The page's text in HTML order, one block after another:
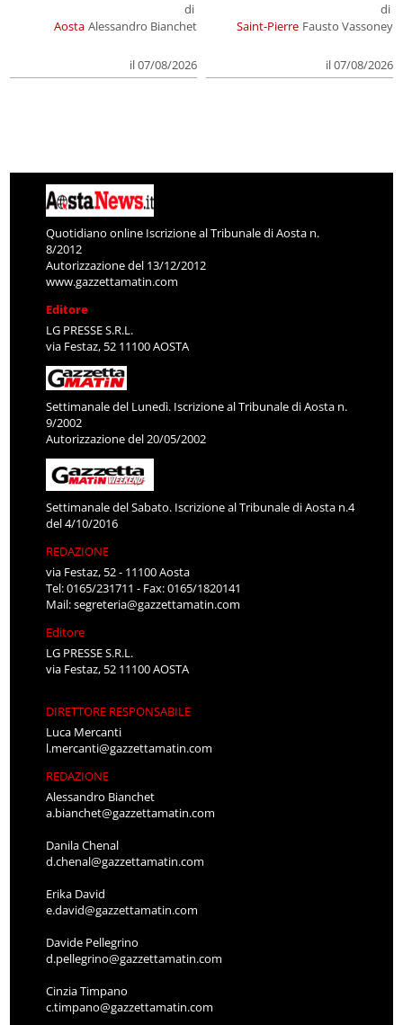
Aosta
di
Alessandro Bianchet
il 07/08/2026
Saint-Pierre
di
Fausto Vassoney
il 07/08/2026
Quotidiano online Iscrizione al Tribunale di Aosta n.
8/2012
Autorizzazione del 13/12/2012
www.gazzettamatin.com
Editore
LG PRESSE S.R.L.
via Festaz, 52 11100 AOSTA
Settimanale del Lunedì. Iscrizione al Tribunale di Aosta n.
9/2002
Autorizzazione del 20/05/2002
Settimanale del Sabato. Iscrizione al Tribunale di Aosta n.4
del 4/10/2016
REDAZIONE
via Festaz, 52 - 11100 Aosta
Tel: 0165/231711 - Fax: 0165/1820141
Mail:segreteria@gazzettamatin.com
Editore
LG PRESSE S.R.L.
via Festaz, 52 11100 AOSTA
DIRETTORE RESPONSABILE
Luca Mercanti
l.mercanti@gazzettamatin.com
REDAZIONE
Alessandro Bianchet
a.bianchet@gazzettamatin.com
Danila Chenal
d.chenal@gazzettamatin.com
Erika David
e.david@gazzettamatin.com
Davide Pellegrino
d.pellegrino@gazzettamatin.com
Cinzia Timpano
c.timpano@gazzettamatin.com